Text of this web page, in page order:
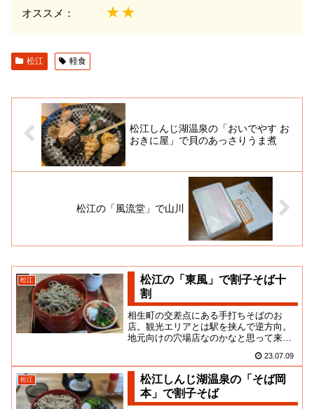
オススメ： ★★
松江 軽食
松江しんじ湖温泉の「おいでやす お
おきに屋」で貝のあっさりうま煮
松江の「風流堂」で山川
松江
松江の「東風」で割子そば十
割
相生町の交差点にある手打ちそばのお
店。観光エリアとは駅を挟んで逆方向。
地元向けの穴場店なのかなと思って来て
リしましたよ。１０人入れないく...23.07.09
松江
松江しんじ湖温泉の「そば岡
本」で割子そば